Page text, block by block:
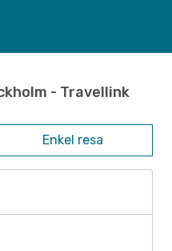
- Travellink
Enkel resa